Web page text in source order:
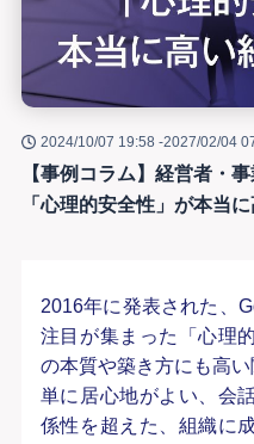
2024/10/07 19:58 -2027/02/04
【事例コラム】経営者・
「心理的安全性」が本当
2016年に発表された、
注目が集まった「心理
の本質や築き方にも高い
単に居心地がよい、会
係性を超えた、組織に